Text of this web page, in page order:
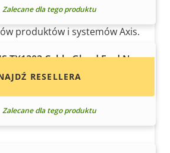
Zalecane dla tego produktu
TX1202 Cable Gland Ex d Non-
M25
Zalecane dla tego produktu
integratorów systemów
produktów i systemów Axis.
RESELLERA